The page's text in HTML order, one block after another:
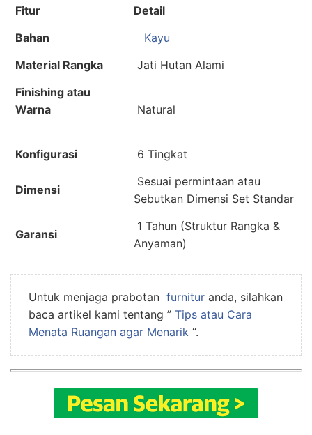
Fitur
Detail
Bahan
Kayu
Material Rangka
Jati Hutan Alami
Finishing atau
Warna
Natural
Konfigurasi 6 Tingkat
Dimensi
Sesuai permintaan atau
Sebutkan Dimensi Set Standar
Garansi
1 Tahun (Struktur Rangka &
Anyaman)
Untuk menjaga prabotan furnitur anda, silahkan
baca artikel kami tentang ” Tips atau Cara
Menata Ruangan agar Menarik “.